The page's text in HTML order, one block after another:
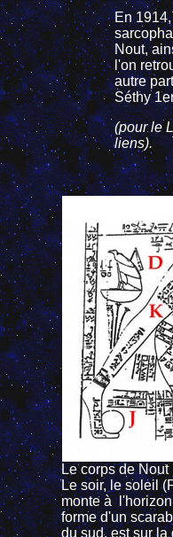
En
Nout,
l'on
autre
Séthy
(pour le
liens).
Le corps de Nout
Le soir, le soleil
monte à
forme d'un
du sud, est sur la